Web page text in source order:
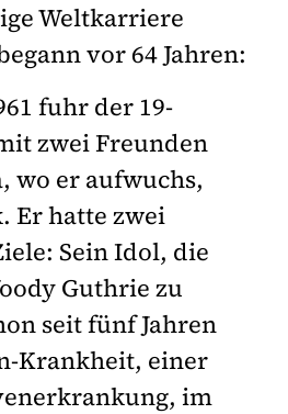
Weltkarriere
vor 64 Jahren:
fuhr der 19-
zwei Freunden
wo er aufwuchs,
Er hatte zwei
Sein Idol, die
Guthrie zu
seit fünf Jahren
Krankheit, einer
im